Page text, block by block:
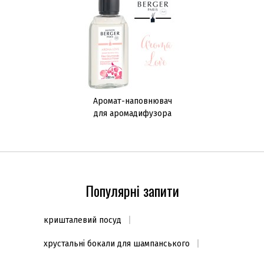
Аромат-наповнювач
для аромадифузора
Популярні запити
кришталевий посуд
хрустальні бокали для шампанського